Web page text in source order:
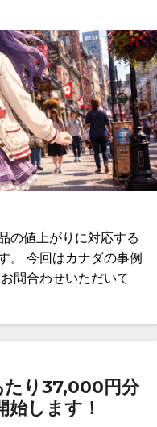
の値上がりに対応する
。 今回はカナダの事例
問合わせいただいて
たり37,000円分
します！